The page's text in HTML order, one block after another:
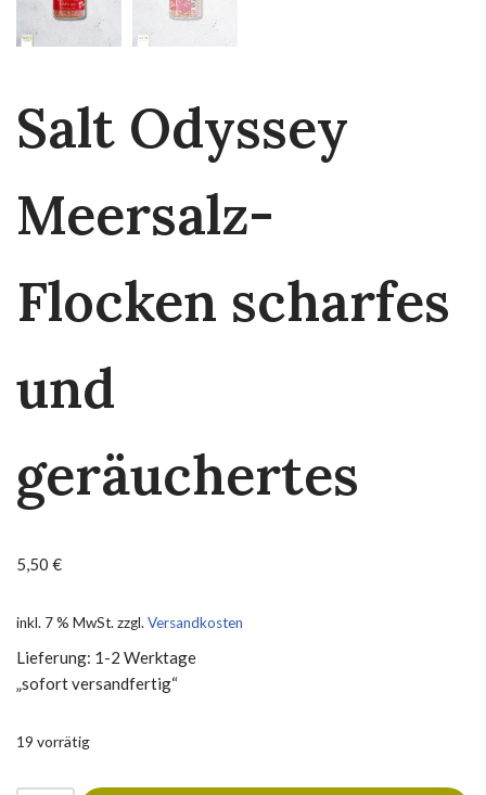
Salt Odyssey
Meersalz-
Flocken scharfes
und
geräuchertes
5,50 €
inkl. 7 % MwSt. zzgl. Versandkosten
Lieferung: 1-2 Werktage
„sofort versandfertig“
19 vorrätig